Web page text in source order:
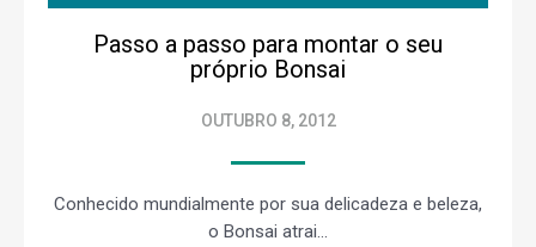
Passo a passo para montar o seu
próprio Bonsai
OUTUBRO 8, 2012
Conhecido mundialmente por sua delicadeza e beleza,
o Bonsai atrai...